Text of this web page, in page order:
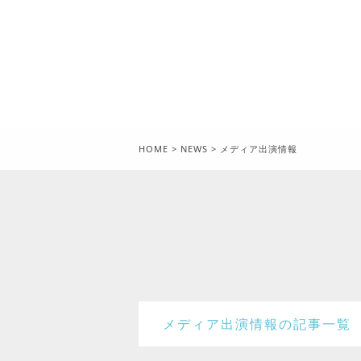
HOME > NEWS > メディア出演情報
メディア出演情報の記事一覧